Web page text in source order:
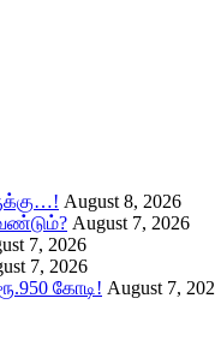
August 8, 2026
August 7, 2026
7, 2026
7, 2026
கோடி! August 7,